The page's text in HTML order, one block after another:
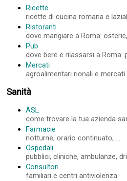
Ricette
ricette di cucina romana e
Ristoranti
dove mangiare a Roma:
Pub
dove bere e rilassarsi a Roma:
Mercati
agroalimentari rionali e mercati
Sanità
ASL
come trovare la tua azienda
Farmacie
notturne, orario continuato, ...
Ospedali
pubblici, cliniche, ambulanze,
Consultori
familiari e centri antiviolenza